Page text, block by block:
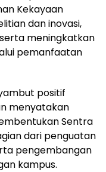
Kekayaan
dan inovasi,
meningkatkan
pemanfaatan
positif
menyatakan
Sentra
dari penguatan
pengembangan
kampus.